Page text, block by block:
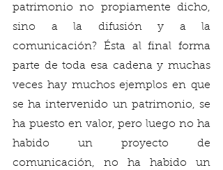
patrimonio no propiamente dicho,
sino a la difusión y a la
comunicación? Ésta al final forma
parte de toda esa cadena y muchas
veces hay muchos ejemplos en que
se ha intervenido un patrimonio, se
ha puesto en valor, pero luego no ha
habido un proyecto de
comunicación, no ha habido un